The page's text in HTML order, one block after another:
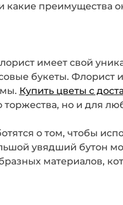
какие преимущества
имеет свой
букеты. Флорист
Купить цветы с
но и для
о том, чтобы
увядший бутон
материалов,